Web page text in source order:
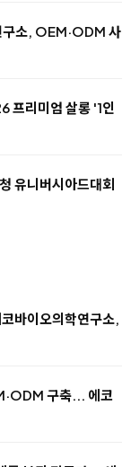
소, OEM·ODM 사
프리미엄 살롱 '1인
유니버시아드대회
바이오의학연구소,
구축... 에코